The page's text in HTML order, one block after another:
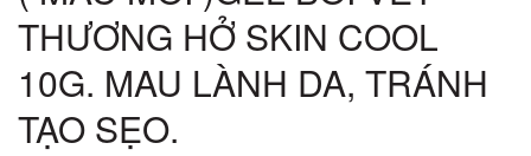
THƯƠNG HỞ SKIN COOL
10G. MAU LÀNH DA, TRÁNH
TẠO SẸO.